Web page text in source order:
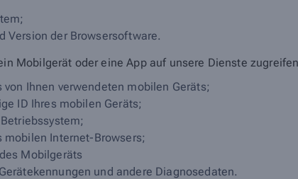
Version der Browsersoftware.
Mobilgerät oder eine App auf unsere Dienste
von Ihnen verwendeten mobilen Geräts;
ID Ihres mobilen Geräts;
mobilen Internet-Browsers;
Mobilgeräts
und andere Diagnosedaten.